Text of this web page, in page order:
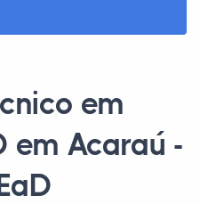
em
em Acaraú -